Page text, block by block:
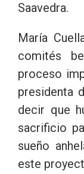
Saavedra.
María
comités
proceso
presidenta
decir que
sacrificio
sueño
este